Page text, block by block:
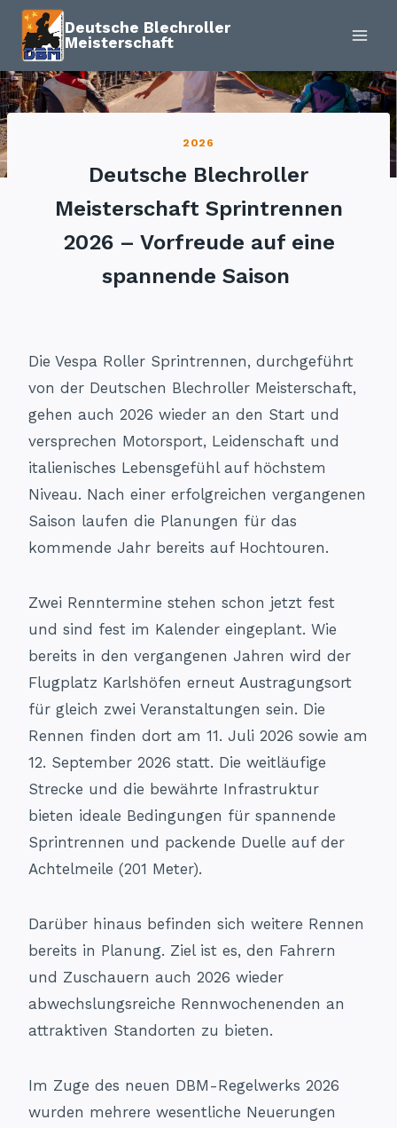
Zum
Inhalt
springen
Deutsche Blechroller
Meisterschaft
2026
Deutsche Blechroller
Meisterschaft Sprintrennen
2026 – Vorfreude auf eine
spannende Saison
Die Vespa Roller Sprintrennen, durchgeführt
von der Deutschen Blechroller Meisterschaft,
gehen auch 2026 wieder an den Start und
versprechen Motorsport, Leidenschaft und
italienisches Lebensgefühl auf höchstem
Niveau. Nach einer erfolgreichen vergangenen
Saison laufen die Planungen für das
kommende Jahr bereits auf Hochtouren.
Zwei Renntermine stehen schon jetzt fest
und sind fest im Kalender eingeplant. Wie
bereits in den vergangenen Jahren wird der
Flugplatz Karlshöfen erneut Austragungsort
für gleich zwei Veranstaltungen sein. Die
Rennen finden dort am 11. Juli 2026 sowie am
12. September 2026 statt. Die weitläufige
Strecke und die bewährte Infrastruktur
bieten ideale Bedingungen für spannende
Sprintrennen und packende Duelle auf der
Achtelmeile (201 Meter).
Darüber hinaus befinden sich weitere Rennen
bereits in Planung. Ziel ist es, den Fahrern
und Zuschauern auch 2026 wieder
abwechslungsreiche Rennwochenenden an
attraktiven Standorten zu bieten.
Im Zuge des neuen DBM-Regelwerks 2026
wurden mehrere wesentliche Neuerungen